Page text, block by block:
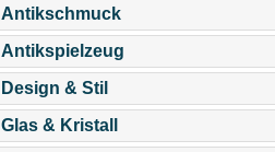
Antikschmuck
Antikspielzeug
Design & Stil
Glas & Kristall